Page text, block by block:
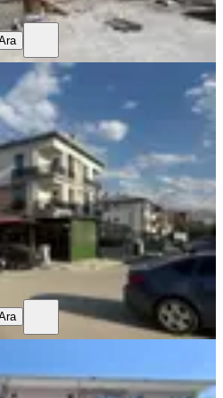
Merkezi Konumda
1+1 Daire
Mahallesi
·1. Kat·17.07.2026
₺
Kiralık Daire